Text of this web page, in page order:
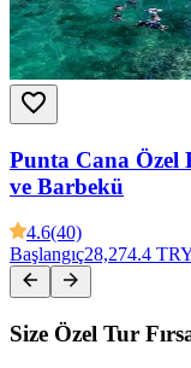
Punta Cana Özel
ve Barbekü
4.6(40)
Başlangıç28,274.4
Size Özel Tur